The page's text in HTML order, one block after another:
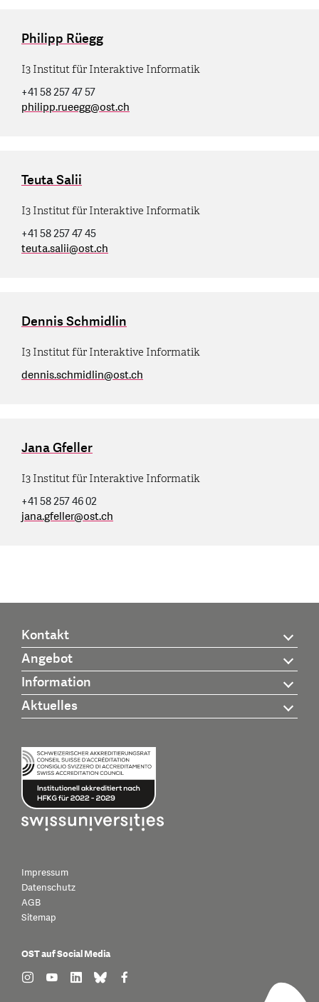
Philipp Rüegg
I3 Institut für Interaktive Informatik
+41 58 257 47 57
philipp.rueegg@ost.ch
Teuta Salii
I3 Institut für Interaktive Informatik
+41 58 257 47 45
teuta.salii@ost.ch
Dennis Schmidlin
I3 Institut für Interaktive Informatik
dennis.schmidlin@ost.ch
Jana Gfeller
I3 Institut für Interaktive Informatik
+41 58 257 46 02
jana.gfeller@ost.ch
Kontakt
Angebot
Information
Aktuelles
Impressum
Datenschutz
AGB
Sitemap
OST auf Social Media
find us on: instagram
find us on: youtube
find us on: linkedin
find us on: bluesky
find us on: facebook